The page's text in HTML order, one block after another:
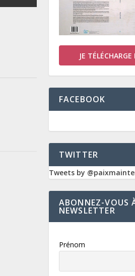
JE TÉLÉCHARGE
FACEBOOK
TWITTER
Tweets by
ABONNEZ-VOUS
NEWSLETTER
Prénom